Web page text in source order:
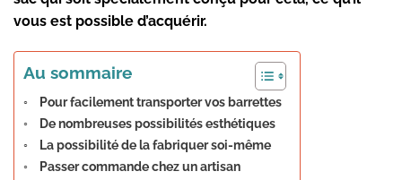
vous est possible d’acquérir.
Au sommaire
Pour facilement transporter vos barrettes
De nombreuses possibilités esthétiques
La possibilité de la fabriquer soi-même
Passer commande chez un artisan